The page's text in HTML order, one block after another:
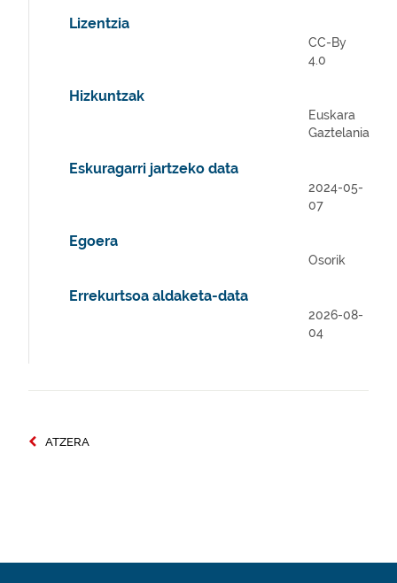
Lizentzia
CC-By
4.0
Hizkuntzak
Euskara
Gaztelania
Eskuragarri jartzeko data
2024-05-
07
Egoera
Osorik
Errekurtsoa aldaketa-data
2026-08-
04
ATZERA